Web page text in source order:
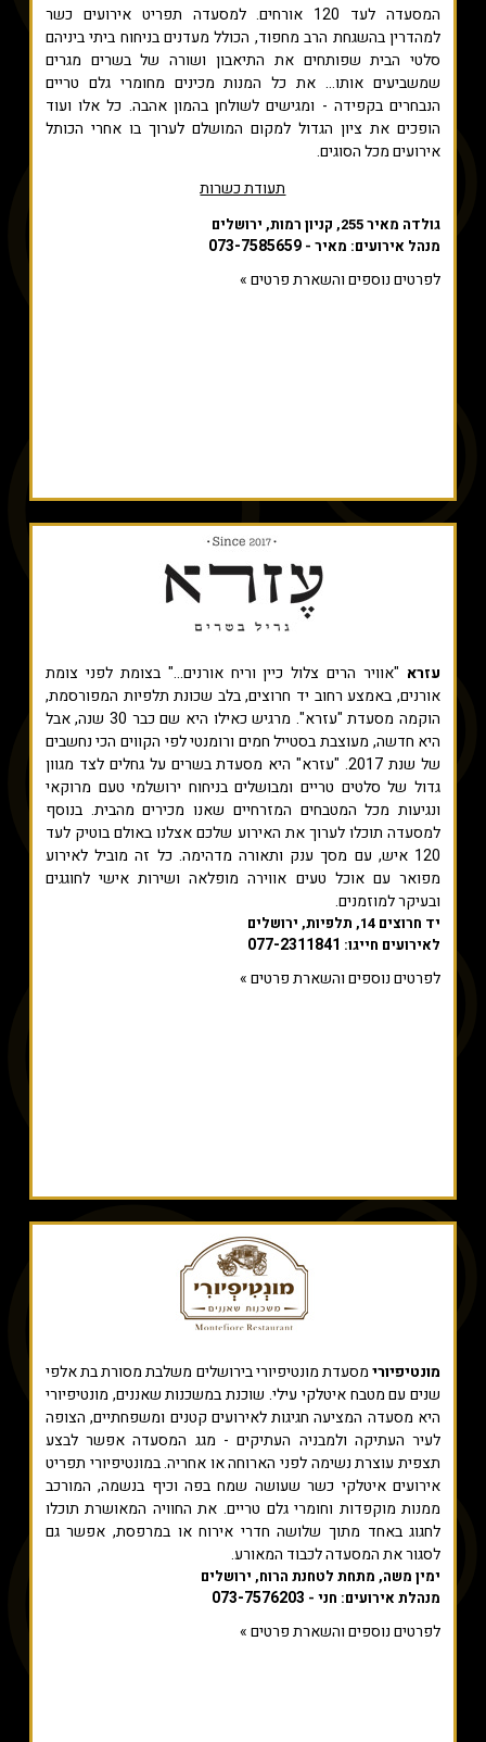
המסעדה לעד 120 אורחים. למסעדה תפריט אירועים כשר
למהדרין בהשגחת הרב מחפוד, הכולל מעדנים בניחוח ביתי ביניהם
סלטי הבית שפותחים את התיאבון ושורה של בשרים מגרים
שמשביעים אותו... את כל המנות מכינים מחומרי גלם טריים
הנבחרים בקפידה - ומגישים לשולחן בהמון אהבה. כל אלו ועוד
הופכים את ציון הגדול למקום המושלם לערוך בו אחרי הכותל
אירועים מכל הסוגים.
תעודת כשרות
גולדה מאיר 255, קניון רמות, ירושלים
מנהל אירועים: מאיר - 073-7585659
לפרטים נוספים והשארת פרטים »
עזרא "אוויר הרים צלול כיין וריח אורנים..." בצומת לפני צומת
אורנים, באמצע רחוב יד חרוצים, בלב שכונת תלפיות המפורסמת,
הוקמה מסעדת "עזרא". מרגיש כאילו היא שם כבר 30 שנה, אבל
היא חדשה, מעוצבת בסטייל חמים ורומנטי לפי הקווים הכי נחשבים
של שנת 2017. "עזרא" היא מסעדת בשרים על גחלים לצד מגוון
גדול של סלטים טריים ומבושלים בניחוח ירושלמי טעם מרוקאי
ונגיעות מכל המטבחים המזרחיים שאנו מכירים מהבית.​ בנוסף
למסעדה תוכלו לערוך את האירוע שלכם אצלנו באולם בוטיק לעד
120 איש, עם מסך ענק ותאורה מדהימה. כל זה מוביל לאירוע
מפואר עם אוכל טעים אווירה מופלאה ושירות אישי לחוגגים
ובעיקר למוזמנים.
יד חרוצים 14, תלפיות, ירושלים
לאירועים חייגו: 077-2311841
לפרטים נוספים והשארת פרטים »
מונטיפיורימסעדת מונטיפיורי בירושלים משלבת מסורת בת אלפי
שנים עם מטבח איטלקי עילי. שוכנת במשכנות שאננים, מונטיפיורי
היא מסעדה המציעה חגיגות לאירועים קטנים ומשפחתיים, הצופה
לעיר העתיקה ולמבניה העתיקים - מגג המסעדה אפשר לבצע
תצפית עוצרת נשימה לפני הארוחה או אחריה. במונטיפיורי תפריט
אירועים איטלקי כשר שעושה שמח בפה וכיף בנשמה, המורכב
ממנות מוקפדות וחומרי גלם טריים. את החוויה המאושרת תוכלו
לחגוג באחד מתוך שלושה חדרי אירוח או במרפסת, אפשר גם
לסגור את המסעדה לכבוד המאורע.
ימין משה, מתחת לטחנת הרוח, ירושלים
מנהלת אירועים: חני - 073-7576203
לפרטים נוספים והשארת פרטים »